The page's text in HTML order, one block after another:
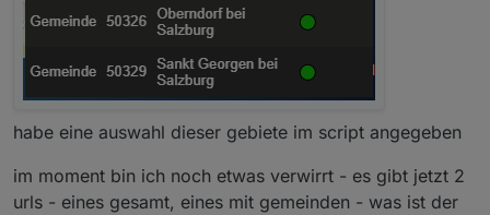
habe eine auswahl dieser gebiete im script angegeben
im moment bin ich noch etwas verwirrt - es gibt jetzt 2
urls - eines gesamt, eines mit gemeinden - was ist der